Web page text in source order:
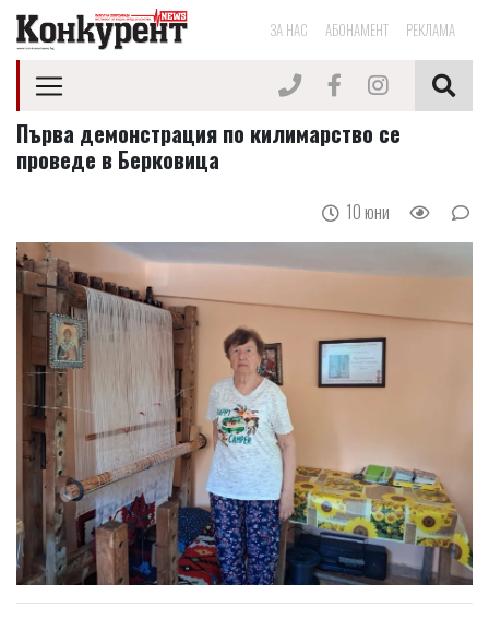
ЗА НАС АБОНАМЕНТ РЕКЛАМА
Първа демонстрация по килимарство се
проведе в Берковица
10 юни